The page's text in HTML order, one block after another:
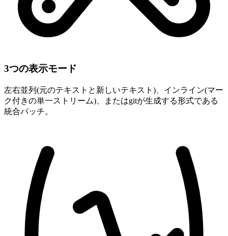
3つの表示モード
左右並列(元のテキストと新しいテキスト)、インライン(マー
ク付きの単一ストリーム)、またはgitが生成する形式である
統合パッチ。